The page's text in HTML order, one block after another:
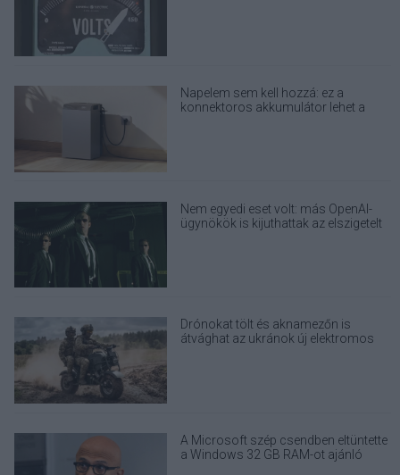
Napelem sem kell hozzá: ez a
konnektoros akkumulátor lehet a
Nem egyedi eset volt: más OpenAI-
ügynökök is kijuthattak az elszigetelt
Drónokat tölt és aknamezőn is
átvághat az ukránok új elektromos
A Microsoft szép csendben eltüntette
a Windows 32 GB RAM-ot ajánló